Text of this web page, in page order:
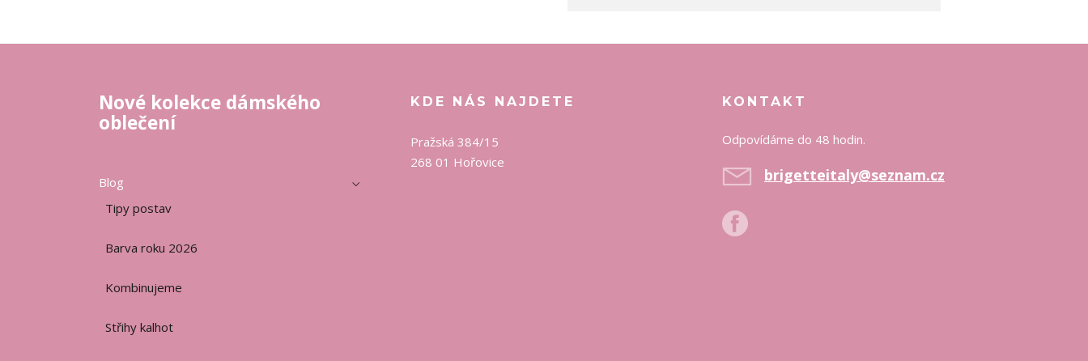
Nové kolekce dámského
oblečení
Blog
Tipy postav
Barva roku 2026
Kombinujeme
Střihy kalhot
KDE NÁS NAJDETE
Pražská 384/15
268 01 Hořovice
KONTAKT
Odpovídáme do 48 hodin.
brigetteitaly@seznam.cz